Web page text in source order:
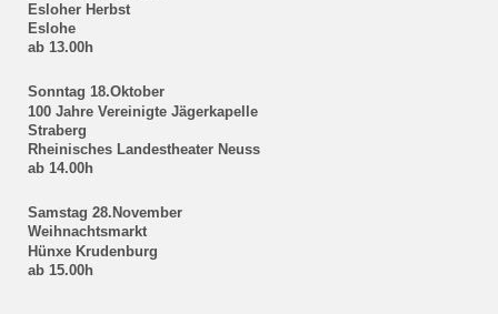
Esloher Herbst
Eslohe
ab 13.00h
Sonntag 18.Oktober
100 Jahre Vereinigte Jägerkapelle
Straberg
Rheinisches Landestheater Neuss
ab 14.00h
Samstag 28.November
Weihnachtsmarkt
Hünxe Krudenburg
ab 15.00h